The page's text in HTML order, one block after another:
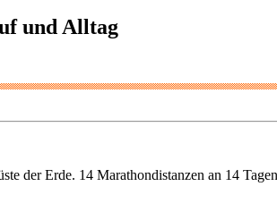
und Alltag
der Erde. 14 Marathondistanzen an 14